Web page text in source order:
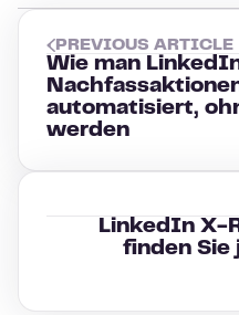
PREVIOUS ARTICLE
Wie man
automatisiert,
werden
LinkedIn X-
finden Sie